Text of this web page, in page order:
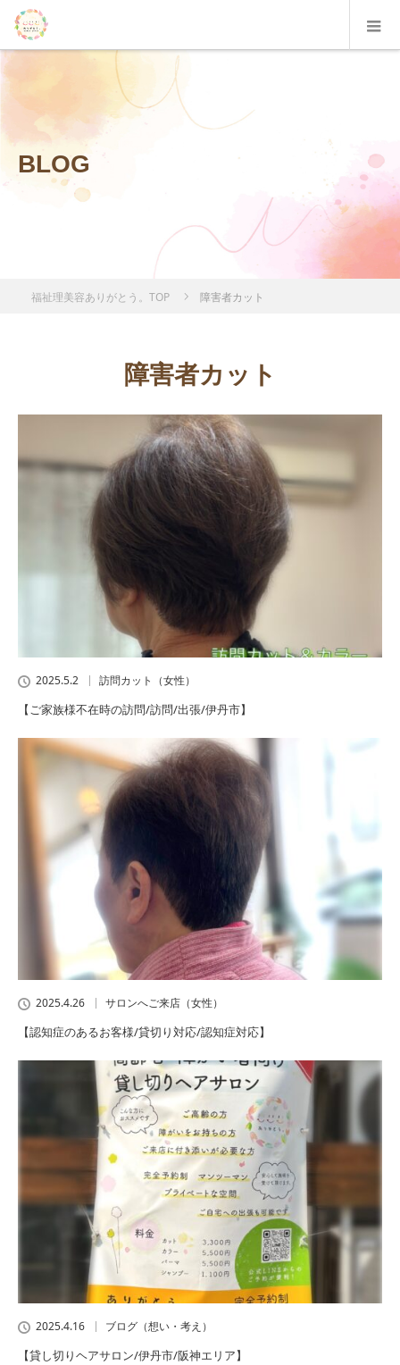
BLOG
福祉理美容ありがとう。TOP 障害者カット
障害者カット
2025.5.2 訪問カット（女性）
【ご家族様不在時の訪問/訪問/出張/伊丹市】
2025.4.26 サロンへご来店（女性）
【認知症のあるお客様/貸切り対応/認知症対応】
2025.4.16 ブログ（想い・考え）
【貸し切りヘアサロン/伊丹市/阪神エリア】